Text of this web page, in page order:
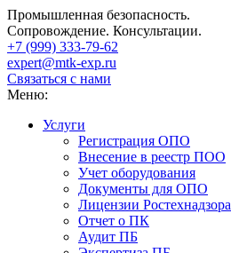
Промышленная безопасность.
Сопровождение. Консультации.
+7 (999) 333-79-62
expert@mtk-exp.ru
Связаться с нами
Меню:
Услуги
Регистрация ОПО
Внесение в реестр ПОО
Учет оборудования
Документы для ОПО
Лицензии Ростехнадзора
Отчет о ПК
Аудит ПБ